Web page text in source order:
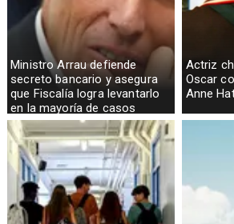
Ministro Arrau defiende
secreto bancario y asegura
que Fiscalía logra levantarlo
en la mayoría de casos
Actriz
Oscar
Anne